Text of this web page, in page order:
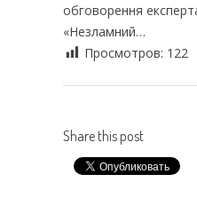
обговорення
«Незламний…
Просмотров: 122
Share this post